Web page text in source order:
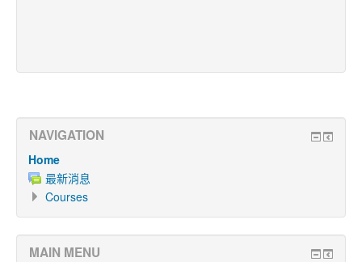
NAVIGATION
Home
最新消息
Courses
MAIN MENU